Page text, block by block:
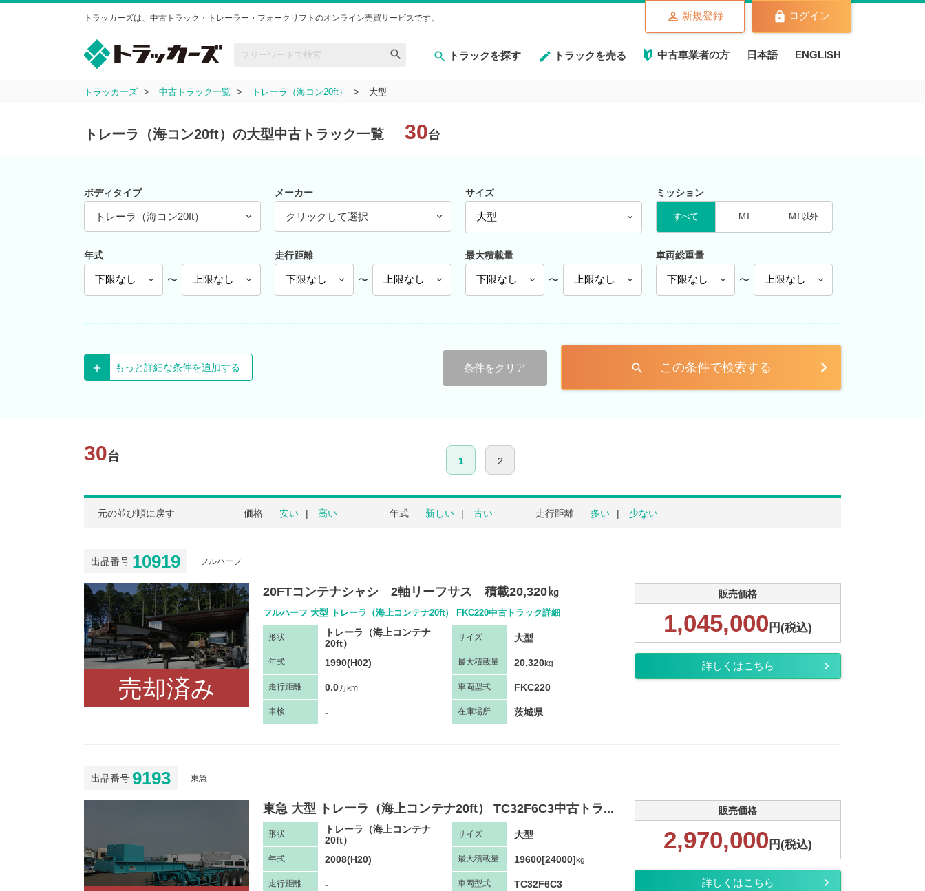
トラッカーズは、中古トラック・トレーラー・フォークリフトのオンライン売買サービスです。
トラックを探す トラックを売る 中古車業者の方 日本語 ENGLISH
新規登録 ログイン
トラッカーズ 中古トラック一覧 トレーラ（海コン20ft） 大型
トレーラ（海コン20ft）の大型中古トラック一覧 30台
ボディタイプ
トレーラ（海コン20ft）
メーカー
クリックして選択
サイズ ミッション
すべて MT MT以外
年式
〜
走行距離
〜
最大積載量
〜
車両総重量
〜
もっと詳細な条件を追加する 条件をクリア search この条件で検索する
30台 1 2
元の並び順に戻す 価格 安い 高い 年式 新しい 古い 走行距離 多い 少ない
出品番号 10919 フルハーフ
売却済み
20FTコンテナシャシ 2軸リーフサス 積載20,320㎏
フルハーフ 大型 トレーラ（海上コンテナ20ft） FKC220中古トラック詳細
形状
トレーラ（海上コンテナ
20ft）
サイズ 大型
年式 1990(H02) 最大積載量 20,320kg
走行距離 0.0万km 車両型式 FKC220
車検 - 在庫場所 茨城県
販売価格
1,045,000 円(税込)
詳しくはこちら
出品番号 9193 東急
東急 大型 トレーラ（海上コンテナ20ft） TC32F6C3中古トラ...
形状
トレーラ（海上コンテナ
20ft）
サイズ 大型
年式 2008(H20) 最大積載量 19600[24000]kg
走行距離 - 車両型式 TC32F6C3
販売価格
2,970,000 円(税込)
詳しくはこちら